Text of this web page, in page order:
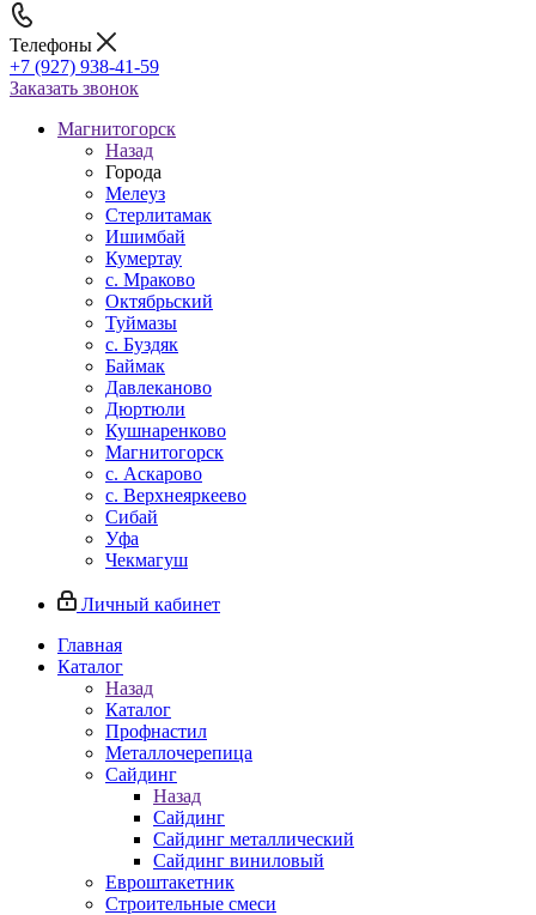
Телефоны
+7 (927) 938-41-59
Заказать звонок
Магнитогорск
Назад
Города
Мелеуз
Стерлитамак
Ишимбай
Кумертау
c. Мраково
Октябрьский
Туймазы
c. Буздяк
Баймак
Давлеканово
Дюртюли
Кушнаренково
Магнитогорск
с. Аскарово
с. Верхнеяркеево
Сибай
Уфа
Чекмагуш
Личный кабинет
Главная
Каталог
Назад
Каталог
Профнастил
Металлочерепица
Сайдинг
Назад
Сайдинг
Сайдинг металлический
Сайдинг виниловый
Евроштакетник
Строительные смеси